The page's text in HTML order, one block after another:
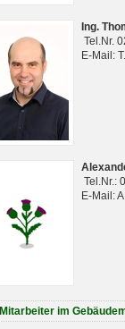
Ing.
Tel.Nr.
E-Mail:
Tel.Nr.:
E-Mail:
Mitarbeiter im